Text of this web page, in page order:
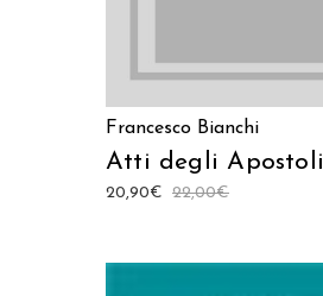
Francesco Bianchi
Atti degli Apostoli
22,00€
20,90€